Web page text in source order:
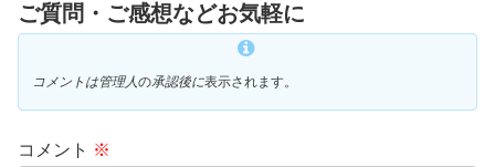
ご質問・ご感想などお気軽に
コメントは管理人の承認後に表示されます。
コメント ※